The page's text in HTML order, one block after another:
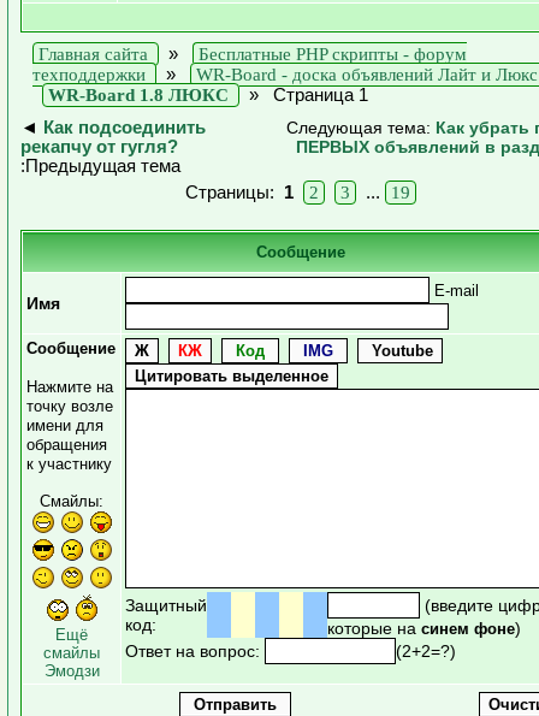
Главная сайта »
Бесплатные PHP скрипты - форум
техподдержки
»
WR-Board - доска объявлений Лайт и Люкс
WR-Board 1.8 ЛЮКС
» Страница 1
◄
Как подсоединить
рекапчу от гугля?
:Предыдущая тема
Следующая тема: Как убрать
ПЕРВЫХ объявлений в
Страницы: 1 2 3 ... 19
Сообщение
Имя
E-mail
Сообщение
Нажмите на
точку возле
имени для
обращения
к участнику
Смайлы:
Ещё
смайлы
Эмодзи
Защитный
код:
(введите
которые на синем фоне)
Ответ на вопрос:
(2+2=?)